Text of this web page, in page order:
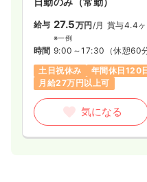
【SMO事業】
■旧：サイトサポート・イン
ロゴを引き継ぎ、「SSIカン
務、IRB（治験審査委員会）
ト。がん、中枢神経、生活習
対応しており、年間の実施試
（2019年度）。
【ヘルスケア情報サービス】
給与 27.5万円 /月 賞与4.4ヶ
※一例
時間 9:00～17:30 （休憩60
土日祝休み
年間休日120
月給27万円以上可
気になる